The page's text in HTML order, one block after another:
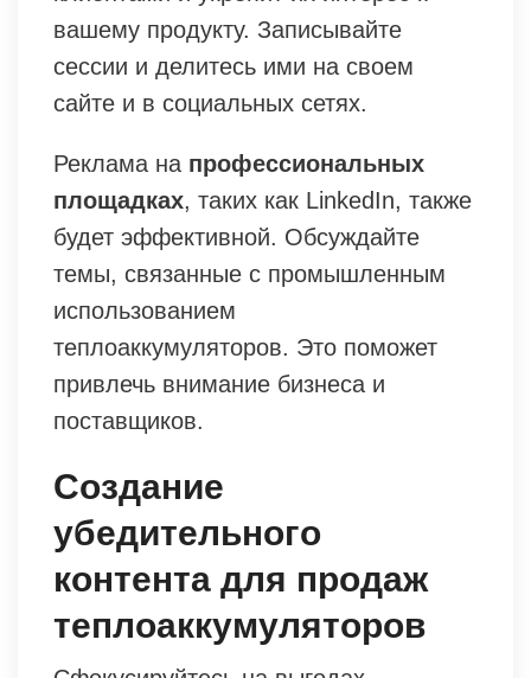
вашему продукту. Записывайте
сессии и делитесь ими на своем
сайте и в социальных сетях.
Реклама на профессиональных
площадках, таких как LinkedIn, также
будет эффективной. Обсуждайте
темы, связанные с промышленным
использованием
теплоаккумуляторов. Это поможет
привлечь внимание бизнеса и
поставщиков.
Создание
убедительного
контента для продаж
теплоаккумуляторов